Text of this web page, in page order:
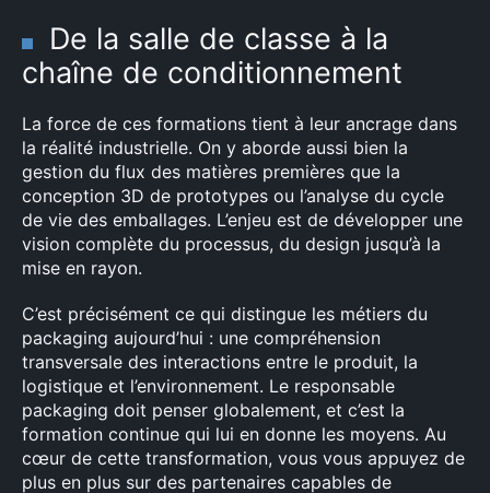
De la salle de classe à la
chaîne de conditionnement
La force de ces formations tient à leur ancrage dans
la réalité industrielle. On y aborde aussi bien la
gestion du flux des matières premières que la
conception 3D de prototypes ou l’analyse du cycle
de vie des emballages. L’enjeu est de développer une
vision complète du processus, du design jusqu’à la
mise en rayon.
C’est précisément ce qui distingue les métiers du
packaging aujourd’hui : une compréhension
transversale des interactions entre le produit, la
logistique et l’environnement. Le responsable
packaging doit penser globalement, et c’est la
formation continue qui lui en donne les moyens. Au
cœur de cette transformation, vous vous appuyez de
plus en plus sur des partenaires capables de